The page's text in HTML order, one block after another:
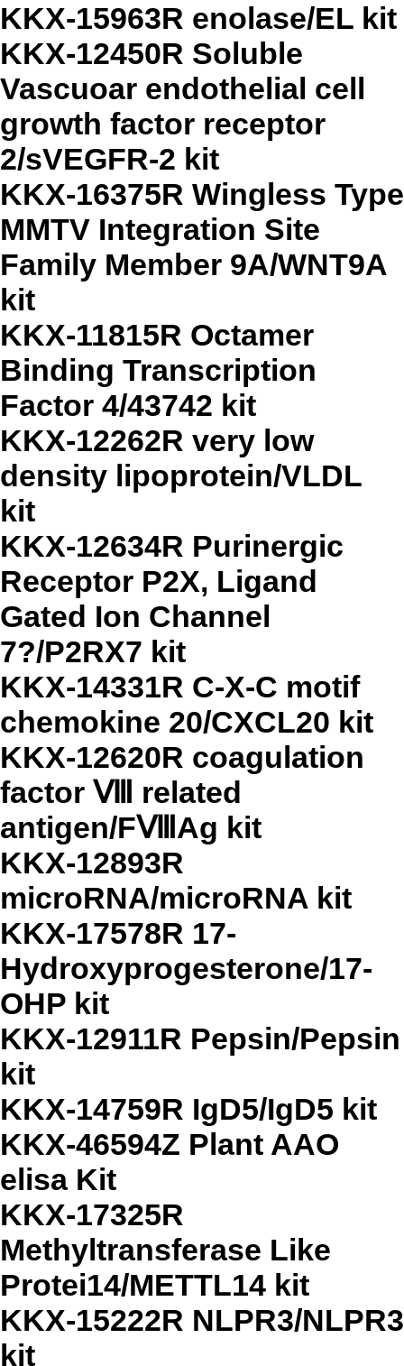
KKX-15963R enolase/EL kit
KKX-12450R Soluble
Vascuoar endothelial cell
growth factor receptor
2/sVEGFR-2 kit
KKX-16375R Wingless Type
MMTV Integration Site
Family Member 9A/WNT9A
kit
KKX-11815R Octamer
Binding Transcription
Factor 4/43742 kit
KKX-12262R very low
density lipoprotein/VLDL
kit
KKX-12634R Purinergic
Receptor P2X, Ligand
Gated Ion Channel
7?/P2RX7 kit
KKX-14331R C-X-C motif
chemokine 20/CXCL20 kit
KKX-12620R coagulation
factor Ⅷ related
antigen/FⅧAg kit
KKX-12893R
microRNA/microRNA kit
KKX-17578R 17-
Hydroxyprogesterone/17-
OHP kit
KKX-12911R Pepsin/Pepsin
kit
KKX-14759R IgD5/IgD5 kit
KKX-46594Z Plant AAO
elisa Kit
KKX-17325R
Methyltransferase Like
Protei14/METTL14 kit
KKX-15222R NLPR3/NLPR3
kit